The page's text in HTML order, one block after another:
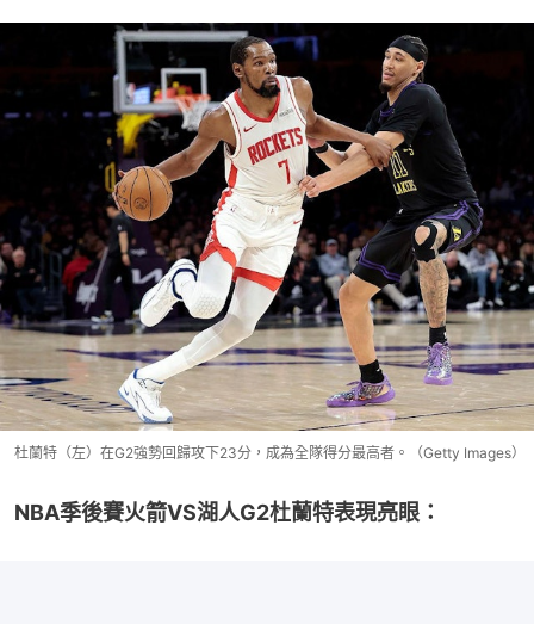
杜蘭特（左）在G2強勢回歸攻下23分，成為全隊得分最高者。（Getty Images）
NBA季後賽火箭VS湖人G2杜蘭特表現亮眼：